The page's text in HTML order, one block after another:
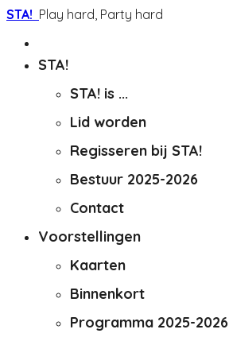
STA! Play hard, Party hard
STA!
STA! is ...
Lid worden
Regisseren bij STA!
Bestuur 2025-2026
Contact
Voorstellingen
Kaarten
Binnenkort
Programma 2025-2026